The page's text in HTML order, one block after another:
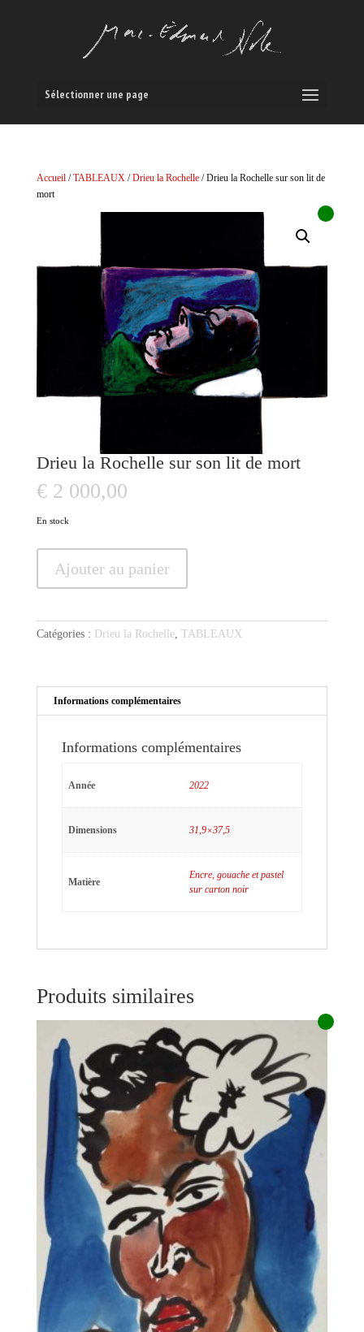
Sélectionner une page
Accueil/TABLEAUX/Drieu la Rochelle/ Drieu la Rochelle sur son lit de
mort
Drieu la Rochelle sur son lit de mort
€2 000,00
En stock
Drieu
Rochelle
sur
de
Ajouter au panier
Catégories : Drieu la Rochelle, TABLEAUX
Informations complémentaires
Informations complémentaires
Année 2022
Dimensions 31,9×37,5
Matière
Encre, gouache et pastel
sur carton noir
Produits similaires